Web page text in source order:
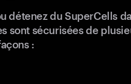
détenez du SuperCells
sont sécurisées de
: